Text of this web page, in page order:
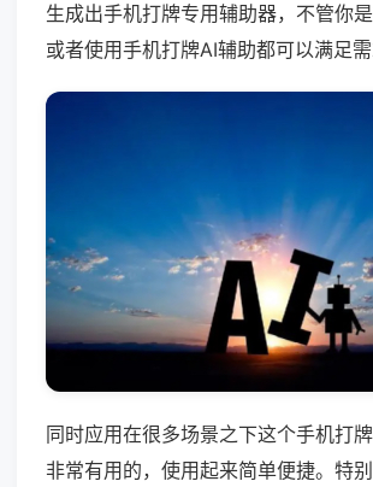
生成出手机打牌专用辅助器，不管你
或者使用手机打牌AI辅助都可以满足需
同时应用在很多场景之下这个手机打
非常有用的，使用起来简单便捷。特